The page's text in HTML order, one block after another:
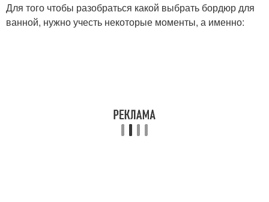
Для того чтобы разобраться какой выбрать бордюр для
ванной, нужно учесть некоторые моменты, а именно: